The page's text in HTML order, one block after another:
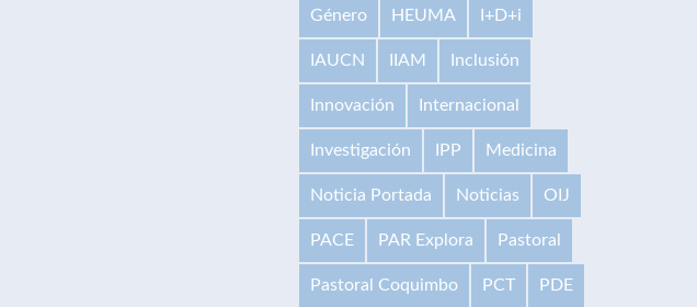
Género HEUMA I+D+i
IAUCN IIAM Inclusión
Innovación Internacional
Investigación IPP Medicina
Noticia Portada Noticias OIJ
PACE PAR Explora Pastoral
Pastoral Coquimbo PCT PDE